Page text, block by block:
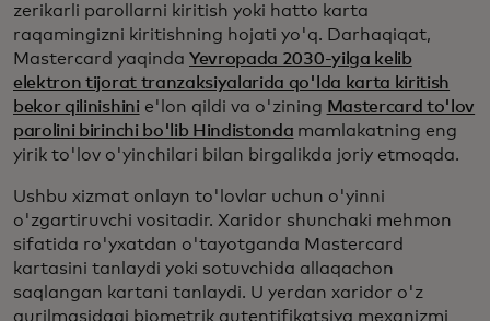
zerikarli parollarni kiritish yoki hatto karta
raqamingizni kiritishning hojati yo'q. Darhaqiqat,
Mastercard yaqinda Yevropada 2030-yilga kelib
elektron tijorat tranzaksiyalarida qo'lda karta kiritish
bekor qilinishini e'lon qildi va o'zining Mastercard to'lov
parolini birinchi bo'lib Hindistonda mamlakatning eng
yirik to'lov o'yinchilari bilan birgalikda joriy etmoqda.
Ushbu xizmat onlayn to'lovlar uchun o'yinni
o'zgartiruvchi vositadir. Xaridor shunchaki mehmon
sifatida ro'yxatdan o'tayotganda Mastercard
kartasini tanlaydi yoki sotuvchida allaqachon
saqlangan kartani tanlaydi. U yerdan xaridor o'z
qurilmasidagi biometrik autentifikatsiya mexanizmi